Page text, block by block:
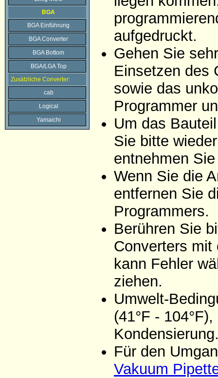
BGA
BGA Einführung
BGA Converter
BGA Bottom
BGA/LGA Top
Zusätzliche Converter:
cab
Logical
Yamaichi
aufgedruckt.
Gehen Sie
Einsetzen des
sowie das
Programmer
Um das
Sie bitte
entnehmen
Wenn Sie die
entfernen Sie
Programmers.
Berühren Sie
Converters mit
kann Fehler
ziehen.
Umwelt-
(41°F -
Für den
Vakuum